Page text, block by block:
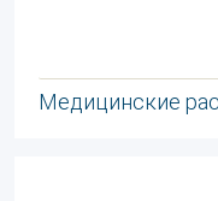
Медицинские